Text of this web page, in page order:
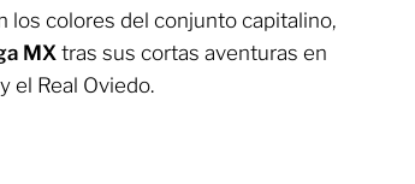
los colores del conjunto capitalino,
MXtras sus cortas aventuras en
el Real Oviedo.